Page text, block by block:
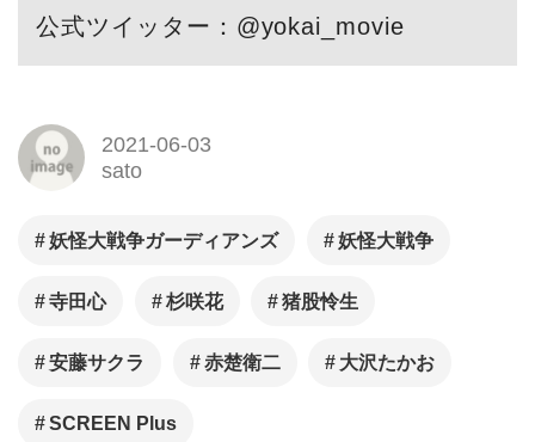
公式ツイッター：@yokai_movie
2021-06-03
sato
妖怪大戦争ガーディアンズ 妖怪大戦争
寺田心 杉咲花 猪股怜生
安藤サクラ 赤楚衛二 大沢たかお
SCREEN Plus